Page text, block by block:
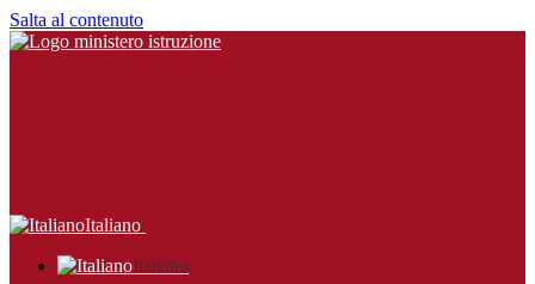
Salta al contenuto
Italiano
Italiano